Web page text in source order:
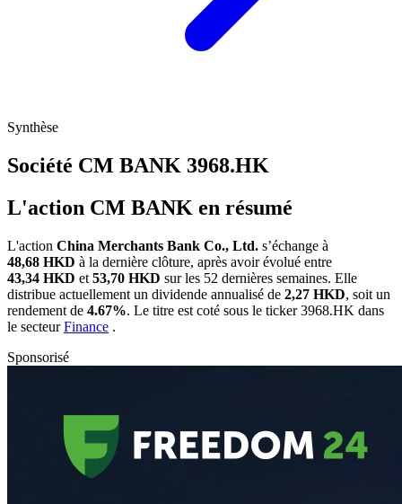
Synthèse
Société CM BANK 3968.HK
L'action CM BANK en résumé
L'action China Merchants Bank Co., Ltd. s’échange à
48,68 HKD à la dernière clôture, après avoir évolué entre
43,34 HKD et 53,70 HKD sur les 52 dernières semaines. Elle
distribue actuellement un dividende annualisé de 2,27 HKD, soit un
rendement de 4.67%. Le titre est coté sous le ticker3968.HK dans
le secteurFinance .
Sponsorisé